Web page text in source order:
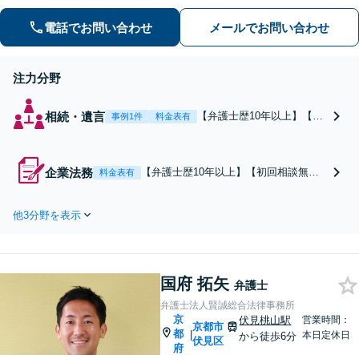
どとスムーズに連携し、解決へと導き
ます。遺産分割協議・調停・審判など
【債権回収】催促の電話から民事調
電話でお問い合わせ メールでお問い合わせ
注力分野
相続・遺言 事例1件 料金表有
【弁護士歴10年以上】【初
ムーズに連携し、解決へと
導きます。遺産分割協議・
企業法務 料金表有
【弁護士歴10年以上】【初回相談無
主からのご相談も可【休日・夜間相談
他3分野を表示
国府 拓矢 弁護士
弁護士法人賢誠総合法律事務所
京
都
府
|
京都市
伏見区
伏見桃山駅
から徒歩6分
営業時間：
本日定休日